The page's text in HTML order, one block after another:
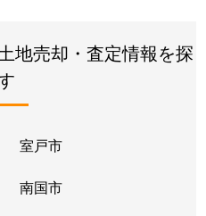
地売却・査定情報を探
室戸市
南国市